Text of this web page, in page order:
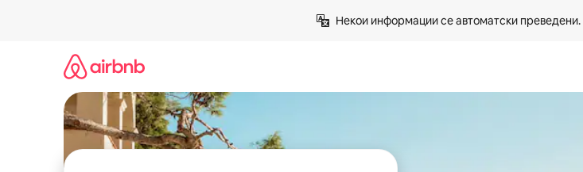
Некои информации се автоматски преведени.